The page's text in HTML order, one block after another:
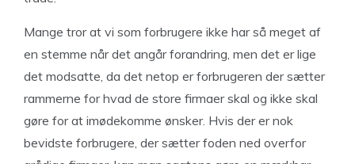
Mange tror at vi som forbrugere ikke har så meget af
en stemme når det angår forandring, men det er lige
det modsatte, da det netop er forbrugeren der sætter
rammerne for hvad de store firmaer skal og ikke skal
gøre for at imødekomme ønsker. Hvis der er nok
bevidste forbrugere, der sætter foden ned overfor